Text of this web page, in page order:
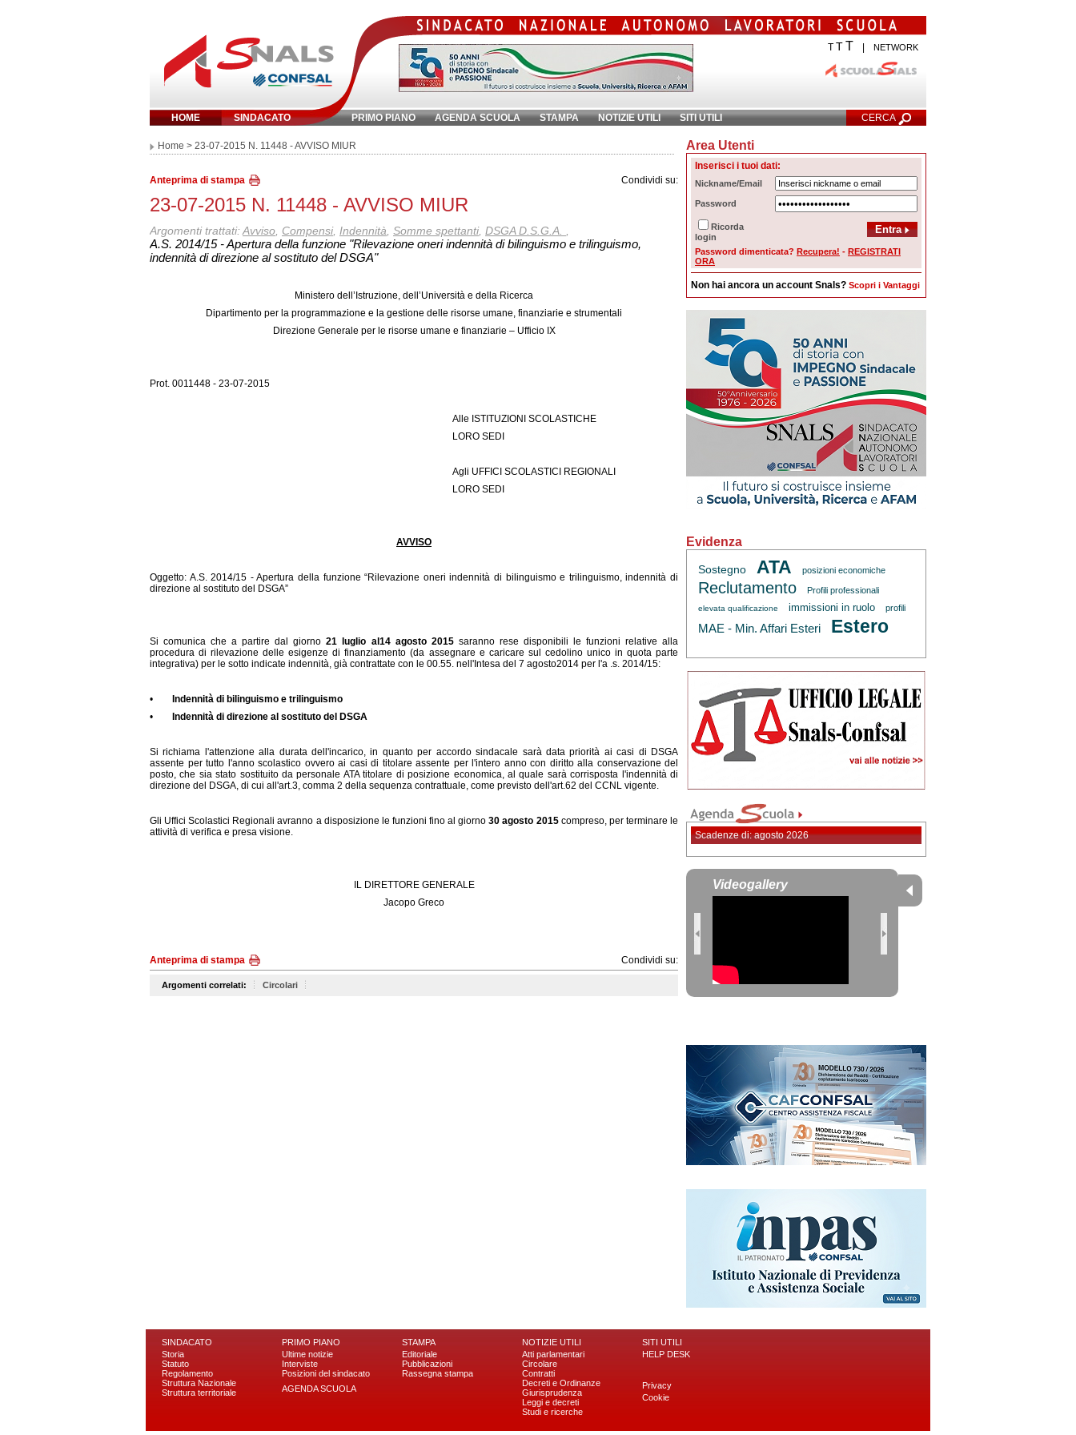
T TT NETWORK
HOME SINDACATO PRIMO PIANO AGENDA SCUOLA STAMPA NOTIZIE UTILI SITI UTILI CERCA
Inserisci parola chiave: Ricerca Avanzata
Home > 23-07-2015 N. 11448 - AVVISO MIUR
Anteprima di stampa Condividi su:
23-07-2015 N. 11448 - AVVISO MIUR
Argomenti trattati: Avviso Compensi, Indennità Somme spettanti, DSGA D.S.G.A.
A.S. 2014/15 - Apertura della funzione "Rilevazione oneri indennità di bilinguismo e trilinguismo,
indennità di direzione al sostituto del DSGA"
Ministero dell’Istruzione, dell’Università e della Ricerca
Dipartimento per la programmazione e la gestione delle risorse umane, finanziarie e strumentali
Direzione Generale per le risorse umane e finanziarie – Ufficio IX
Prot. 0011448 - 23-07-2015
Alle ISTITUZIONI SCOLASTICHE
LORO SEDI
Agli UFFICI SCOLASTICI REGIONALI
LORO SEDI
AVVISO
Oggetto: A.S. 2014/15 - Apertura della funzione “Rilevazione oneri indennità di bilinguismo e trilinguismo, indennità di
direzione al sostituto del DSGA”
Si comunica che a partire dal giorno21 luglio al14 agosto 2015saranno rese disponibili le funzioni relative alla
procedura di rilevazione delle esigenze di finanziamento (da assegnare e caricare sul cedolino unico in quota parte
integrativa) per le sotto indicate indennità, già contrattate con le 00.55. nell'Intesa del 7 agosto2014 per l'a .s. 2014/15:
•
Indennità di bilinguismo e trilinguismo
•
Indennità di direzione al sostituto del DSGA
Si richiama l'attenzione alla durata dell'incarico, in quanto per accordo sindacale sarà data priorità ai casi di DSGA
assente per tutto l'anno scolastico ovvero ai casi di titolare assente per l'intero anno con diritto alla conservazione del
posto, che sia stato sostituito da personale ATA titolare di posizione economica, al quale sarà corrisposta l'indennità di
direzione del DSGA, di cui all'art.3, comma 2 della sequenza contrattuale, come previsto dell'art.62 del CCNL vigente.
Gli Uffici Scolastici Regionali avranno a disposizione le funzioni fino al giorno30 agosto 2015compreso, per terminare le
attività di verifica e presa visione.
IL DIRETTORE GENERALE
Jacopo Greco
Anteprima di stampa Condividi su:
Argomenti correlati: Circolari
Area Utenti
Inserisci i tuoi dati:
Nickname/Email
Password
Ricorda
login
Password dimenticata? Recupera! - REGISTRATI
ORA
Non hai ancora un account Snals? Scopri i Vantaggi
Evidenza
Sostegno ATA posizioni economiche
Reclutamento Profili professionali
elevata qualificazione immissioni in ruolo profili
MAE - Min. Affari Esteri Estero
Scadenze di: agosto 2026
Videogallery
SINDACATO
Storia
Statuto
Regolamento
Struttura Nazionale
Struttura territoriale
PRIMO PIANO
Ultime notizie
Interviste
Posizioni del sindacato
AGENDA SCUOLA
STAMPA
Editoriale
Pubblicazioni
Rassegna stampa
NOTIZIE UTILI
Atti parlamentari
Circolare
Contratti
Decreti e Ordinanze
Giurisprudenza
Leggi e decreti
Studi e ricerche
SITI UTILI
HELP DESK
Privacy
Cookie